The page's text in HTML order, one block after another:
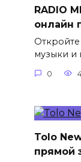
RADIO
онлайн
Откройте
музыки и
0
Tolo
прямой